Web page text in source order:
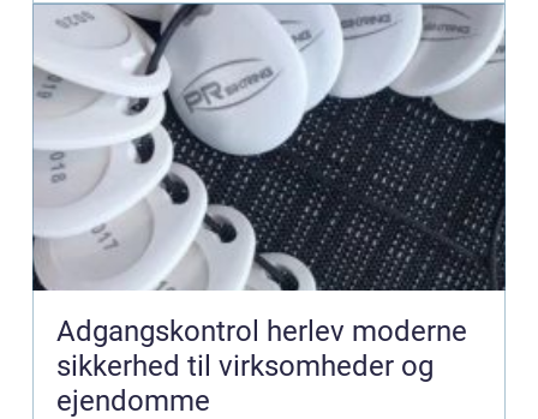
Adgangskontrol herlev moderne
sikkerhed til virksomheder og
ejendomme